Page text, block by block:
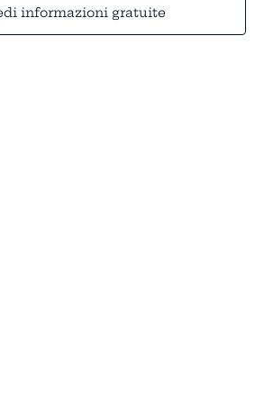
informazioni gratuite